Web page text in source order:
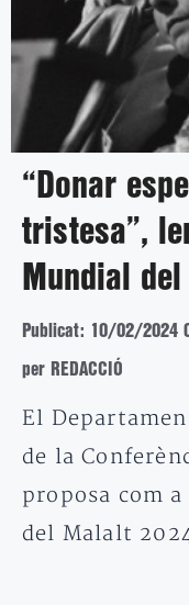
“Donar
tristesa”,
Mundial
Publicat: 10/02/2024
per REDACCIÓ
El
de la
proposa com
del Malalt